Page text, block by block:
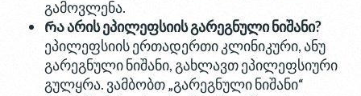
გამოვლენა.
Რაარისეპილეფსიისგარეგნულინიშანი?
ეპილეფსიის ერთადერთი კლინიკური, ანუ
გარეგნული ნიშანი, გახლავთ ეპილეფსიური
გულყრა. ვამბობთ „გარეგნული ნიშანი“